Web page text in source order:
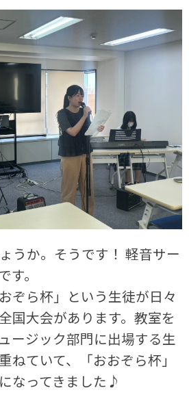
うか。そうです！ 軽音サー
。
ぞら杯」という生徒が日々
国大会があります。教室を
ージック部門に出場する生
ねていて、「おおぞら杯」
なってきました♪